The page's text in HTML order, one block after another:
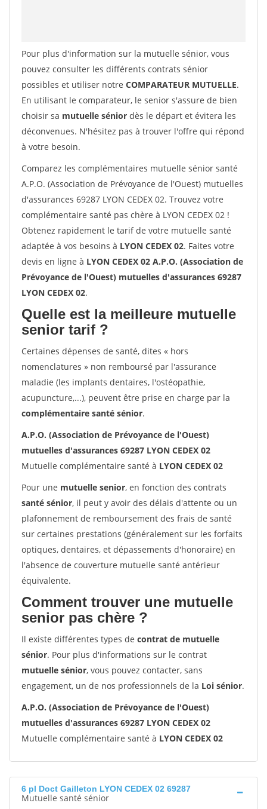
Pour plus d'information sur la mutuelle sénior, vous
pouvez consulter les différents contrats sénior
possibles et utiliser notre COMPARATEUR MUTUELLE.
En utilisant le comparateur, le senior s'assure de bien
choisir sa mutuelle sénior dès le départ et évitera les
déconvenues. N'hésitez pas à trouver l'offre qui répond
à votre besoin.
Comparez les complémentaires mutuelle sénior santé
A.P.O. (Association de Prévoyance de l'Ouest) mutuelles
d'assurances 69287 LYON CEDEX 02. Trouvez votre
complémentaire santé pas chère à LYON CEDEX 02 !
Obtenez rapidement le tarif de votre mutuelle santé
adaptée à vos besoins à LYON CEDEX 02. Faites votre
devis en ligne à LYON CEDEX 02 A.P.O. (Association de
Prévoyance de l'Ouest) mutuelles d'assurances 69287
LYON CEDEX 02.
Quelle est la meilleure mutuelle
senior tarif ?
Certaines dépenses de santé, dites « hors
nomenclatures » non remboursé par l'assurance
maladie (les implants dentaires, l'ostéopathie,
acupuncture,...), peuvent être prise en charge par la
complémentaire santé sénior.
A.P.O. (Association de Prévoyance de l'Ouest)
mutuelles d'assurances 69287 LYON CEDEX 02
Mutuelle complémentaire santé à LYON CEDEX 02
Pour une mutuelle senior, en fonction des contrats
santé sénior, il peut y avoir des délais d'attente ou un
plafonnement de remboursement des frais de santé
sur certaines prestations (généralement sur les forfaits
optiques, dentaires, et dépassements d'honoraire) en
l'absence de couverture mutuelle santé antérieur
équivalente.
Comment trouver une mutuelle
senior pas chère ?
Il existe différentes types de contrat de mutuelle
sénior. Pour plus d'informations sur le contrat
mutuelle sénior, vous pouvez contacter, sans
engagement, un de nos professionnels de la Loi sénior.
A.P.O. (Association de Prévoyance de l'Ouest)
mutuelles d'assurances 69287 LYON CEDEX 02
Mutuelle complémentaire santé à LYON CEDEX 02
6 pl Doct Gailleton LYON CEDEX 02 69287
Mutuelle santé sénior